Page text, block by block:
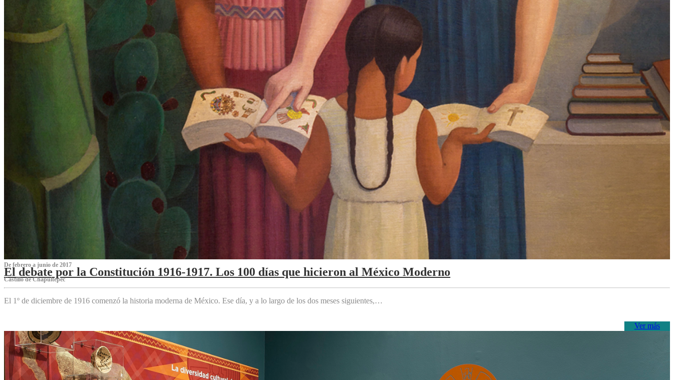
De febrero a junio de 2017
El debate por la Constitución 1916-1917. Los 100 días que hicieron al México Moderno
Castillo de Chapultepec
El 1º de diciembre de 1916 comenzó la historia moderna de México. Ese día, y a lo largo de los dos meses siguientes,…
Ver más